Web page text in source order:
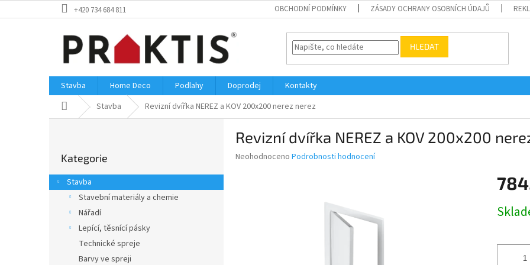
na
+420 734 684 811 OBCHODNÍ PODMÍNKY ZÁSADY OCHRANY OSOBNÍCH ÚDAJŮ
HLEDAT
Stavba Home Deco Podlahy Doprodej
Kontakty
Domů Stavba Revizní dvířka NEREZ a KOV 200x200 nerez nerez
r
a
kategorie
Kategorie
Stavba
Stavební materiály a chemie
Nářadí
Lepící, těsnící pásky
Technické spreje
Barvy ve spreji
Revizní dvířka NEREZ a KOV 200x200
Průměrné
Neohodnoceno Podrobnosti hodnocení
cena: